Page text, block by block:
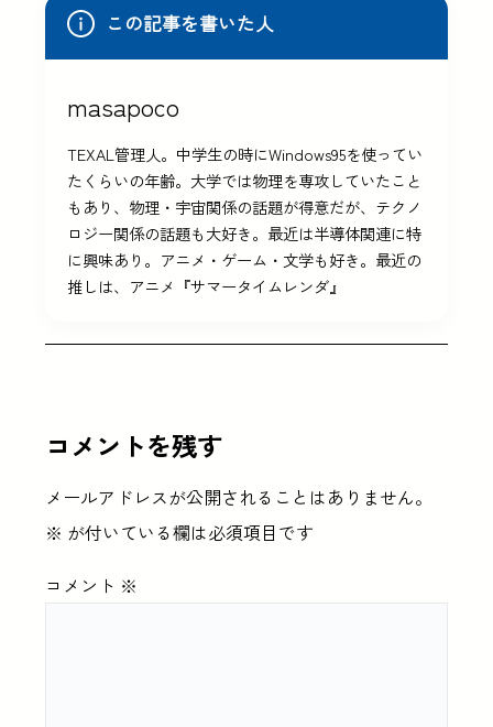
この記事を書いた人
masapoco
TEXAL管理人。中学生の時にWindows95を使ってい
たくらいの年齢。大学では物理を専攻していたこと
もあり、物理・宇宙関係の話題が得意だが、テクノ
ロジー関係の話題も大好き。最近は半導体関連に特
に興味あり。アニメ・ゲーム・文学も好き。最近の
推しは、アニメ『サマータイムレンダ』
コメントを残す
メールアドレスが公開されることはありません。
※ が付いている欄は必須項目です
コメント ※